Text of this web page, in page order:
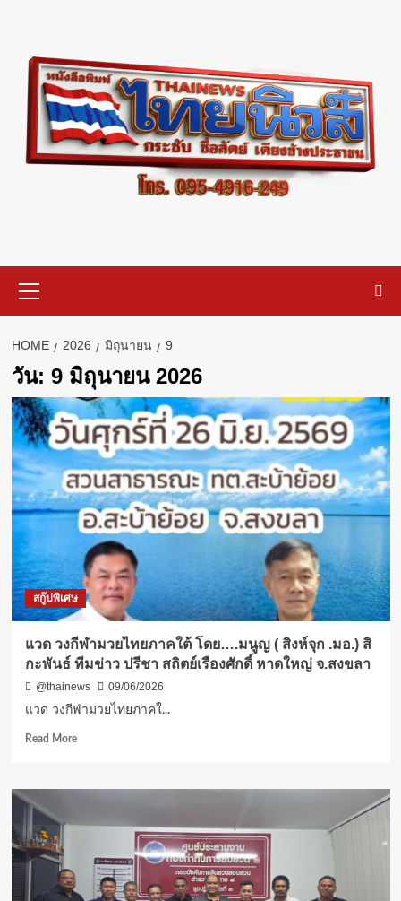
content
Menu
HOME 2026 มิถุนายน 9
วัน: 9 มิถุนายน 2026
สกู๊ปพิเศษ
แวด วงกีฬามวยไทยภาคใต้ โดย….มนูญ ( สิงห์จุก .มอ.) สิ
กะพันธ์ ทีมข่าว ปรีชา สถิตย์เรืองศักดิ์ หาดใหญ่ จ.สงขลา
@thainews
09/06/2026
แวด วงกีฬามวยไทยภาคใ...
Read MoreRead
แวด
ภาค
โดย….มนูญ